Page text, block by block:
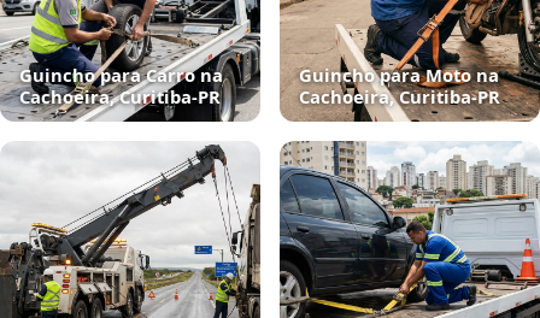
Guincho para Carro na
Cachoeira, Curitiba‑PR
Guincho para Moto na
Cachoeira, Curitiba‑PR